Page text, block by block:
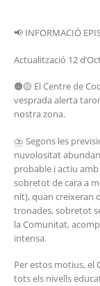
📢 INFORMACIÓ
Actualització 12
🟠🟡 El Centre de
vesprada alerta
nostra zona.
⛈️ Segons les
nuvolositat
probable i actiu
sobretot de cara a
nit), quan creixeran
tronades, sobretot
la Comunitat,
intensa.
Per estos motius, el
tots els nivells